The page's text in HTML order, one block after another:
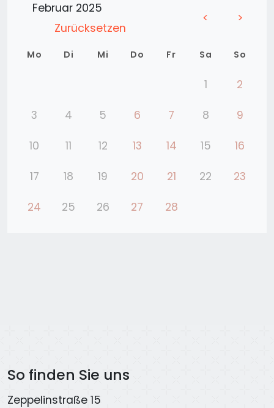
Februar 2025
Zurücksetzen
< >
Mo Di Mi Do Fr Sa So
1 2
3 4 5 6 7 8 9
10 11 12 13 14 15 16
17 18 19 20 21 22 23
24 25 26 27 28
So finden Sie uns
Zeppelinstraße 15